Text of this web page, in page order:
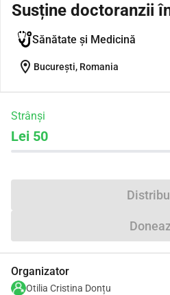
Susține doctoranzii
Sănătate și Medicină
location_on București, Romania
Strânși
Lei 50
Organizator
Otilia Cristina Donțu